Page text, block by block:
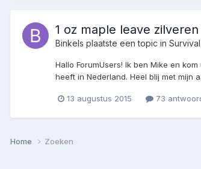
1 oz maple leave
Binkels plaatste een topic in
Hallo ForumUsers! Ik ben Mike en
heeft in Nederland. Heel blij met mijn
13 augustus 2015 73
Home Zoeken